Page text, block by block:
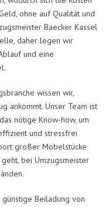
ohne auf Qualität und
Baecker Kassel
daher legen wir
und eine
wissen wir,
ankommt. Unser Team ist
nötige Know-how, um
und stressfrei
großer Möbelstücke
bei Umzugsmeister
Beiladung von